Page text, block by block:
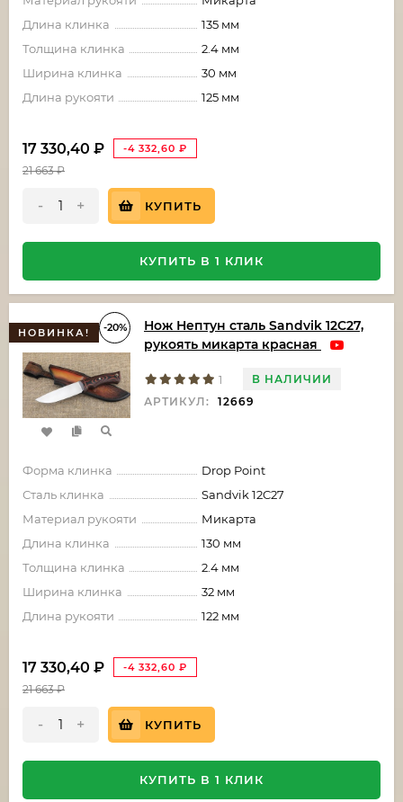
Длина клинка
135 мм
Толщина клинка
2.4 мм
Ширина клинка
30 мм
Длина рукояти
125 мм
17 330,40 ₽ -4 332,60 ₽
21 663₽
- + КУПИТЬ
КУПИТЬ В 1 КЛИК
НОВИНКА! -20%
Нож Нептун сталь Sandvik 12C27,
рукоять микарта красная
1
В НАЛИЧИИ
АРТИКУЛ:
12669
Форма клинка
Drop Point
Сталь клинка
Sandvik 12C27
Материал рукояти
Микарта
Длина клинка
130 мм
Толщина клинка
2.4 мм
Ширина клинка
32 мм
Длина рукояти
122 мм
17 330,40 ₽ -4 332,60 ₽
21 663₽
- + КУПИТЬ
КУПИТЬ В 1 КЛИК